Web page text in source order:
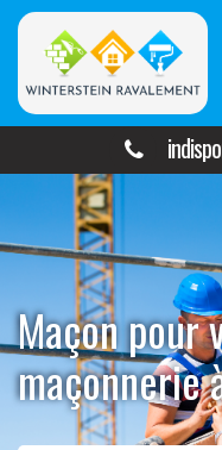
Maçon pour
maçonnerie